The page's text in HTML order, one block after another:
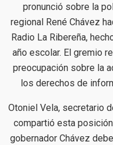
pronunció sobre la
regional René Chávez
Radio La Ribereña,
año escolar. El gremio
preocupación sobre la
los derechos de
Otoniel Vela, secretario
compartió esta
gobernador Chávez